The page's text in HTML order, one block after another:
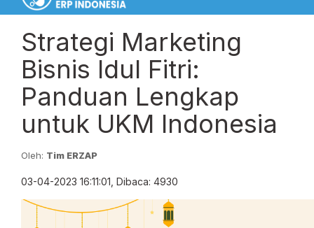
Strategi Marketing
Bisnis Idul Fitri:
Panduan Lengkap
untuk UKM Indonesia
Oleh: Tim ERZAP
03-04-2023 16:11:01, Dibaca: 4930